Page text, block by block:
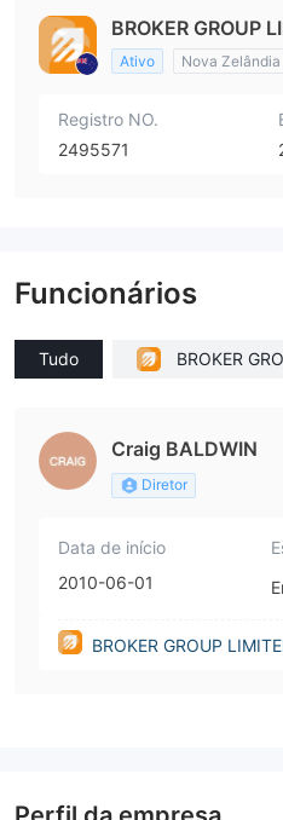
BROKER GROUP
Ativo Nova Zelândia
Registro NO.
2495571
Funcionários
Tudo
BROKER
Craig BALDWIN
Diretor
Data de início
2010-06-01
BROKER GROUP